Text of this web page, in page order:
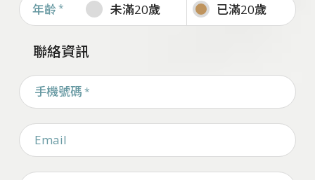
年齡 * 未滿20歲 已滿20歲
聯絡資訊
手機號碼 *
Email